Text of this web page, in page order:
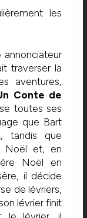
les
annonciateur
traverser la
aventures,
Conte de
toutes ses
que Bart
tandis que
Noël et, en
Noël en
il décide
de lévriers,
lévrier finit